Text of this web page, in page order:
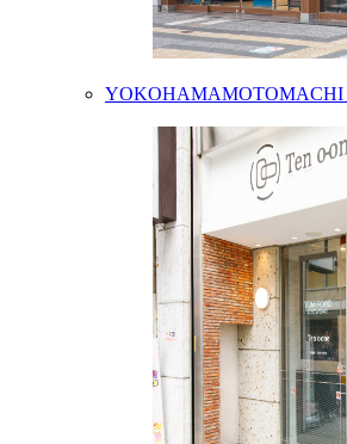
YOKOHAMAMOTOMACHI